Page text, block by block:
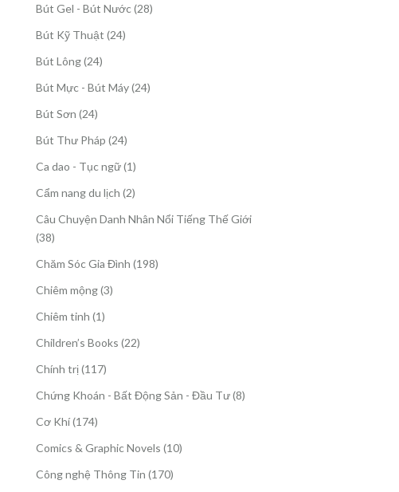
phẩm
Bút Gel - Bút Nước 2828
Bút Kỹ Thuật 2424
Bút Lông 2424
phẩm
Bút Mực - Bút Máy 2424
Bút Sơn 2424
phẩm
Bút Thư Pháp 2424
phẩm
Ca dao - Tục ngữ 11
phẩm
Cẩm nang du lịch 22
Câu Chuyện Danh Nhân Nổi Tiếng Thế Giới
3838
Chăm Sóc Gia Đình 198198
Chiêm mộng 33
Chiêm tinh 11
phẩm
Children’s Books 2222
Chính trị 117117
Chứng Khoán - Bất Động Sản - Đầu Tư 88
Cơ Khí 174174
phẩm
Comics & Graphic Novels 1010
Công nghệ Thông Tin 170170